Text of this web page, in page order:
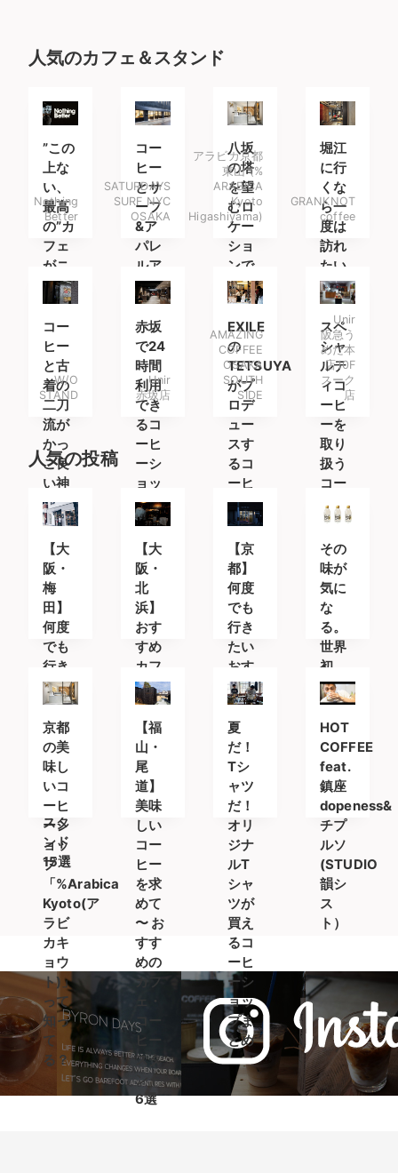
人気のカフェ＆スタンド
”この
上な
い、
最高
の”カ
フェ
がニ
ュー
バラ
ンス
原宿
の4
階
に。
Nothing
Better
コー
ヒー
とサ
ーフ
&ア
パレ
ルア
イテ
ムを
楽し
みに
南船
場へ
SATURDAYS
SURF NYC
OSAKA
八坂
の塔
を望
むロ
ケー
ショ
ンで
最高
のラ
テを
アラビカ京都
東山 (%
ARABICA
Kyoto
Higashiyama)
堀江
に行
くな
ら一
度は
訪れ
たい
コー
ヒー
スタ
ンド
GRANKNOT
coffee
コー
ヒー
と古
着の
二刀
流が
かっ
こ良
い神
戸の
コー
ヒー
スタ
ンド
W/O
STAND
赤坂
で24
時間
利用
でき
るコ
ーヒ
ーシ
ョッ
プ
Unir
赤坂店
EXILE
の
TETSUYA
がプ
ロデ
ュー
スす
るコ
ーヒ
ース
タン
ド
AMAZING
COFFEE
OSAKA
SOUTH
SIDE
スペ
シャ
ルテ
ィコ
ーヒ
ーを
取り
扱う
コー
ヒー
専門
店
Unir
阪急う
めだ本
店10F
スーク
店
人気の投稿
【大
阪・
梅
田】
何度
でも
行き
たい
おす
すめ
カフ
ェ＆
コー
ヒー
スタ
ンド
15選
【大
阪・
北
浜】
おす
すめ
カフ
ェ・
コー
ヒー
スタ
ンド
8選
【京
都】
何度
でも
行き
たい
おす
すめ
カフ
ェ＆
コー
ヒー
スタ
ンド
その
味が
気に
な
る。
世界
初
の”透
明な
コー
ヒ
ー”が
登場
京都
の美
味し
いコ
ーヒ
ーシ
ョッ
プ
「%Arabica
Kyoto(ア
ラビ
カキ
ョウ
ト)」
って
知っ
て
る？
【福
山・
尾
道】
美味
しい
コー
ヒー
を求
めて
〜 お
すす
めの
カフ
ェ・
コー
ヒー
スタ
ンド
6選
夏
だ！
Tシ
ャツ
だ！
オリ
ジナ
ルT
シャ
ツが
買え
るコ
ーヒ
ーシ
ョッ
プま
とめ
HOT
COFFEE
feat.
鎮座
dopeness&
チプ
ルソ
(STUDIO
韻シ
ス
ト）